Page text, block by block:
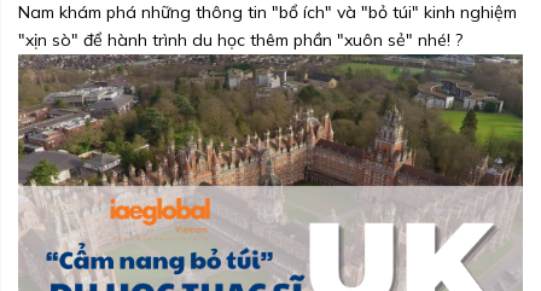
Nam khám phá những thông tin "bổ ích" và "bỏ túi" kinh nghiệm
"xịn sò" để hành trình du học thêm phần "xuôn sẻ" nhé! ?